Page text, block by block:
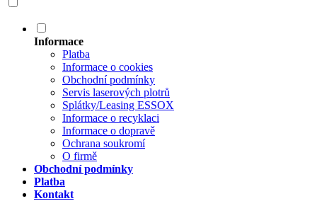
Informace
Platba
Informace o cookies
Obchodní podmínky
Servis laserových plotrů
Splátky/Leasing ESSOX
Informace o recyklaci
Informace o dopravě
Ochrana soukromí
O firmě
Obchodní podmínky
Platba
Kontakt